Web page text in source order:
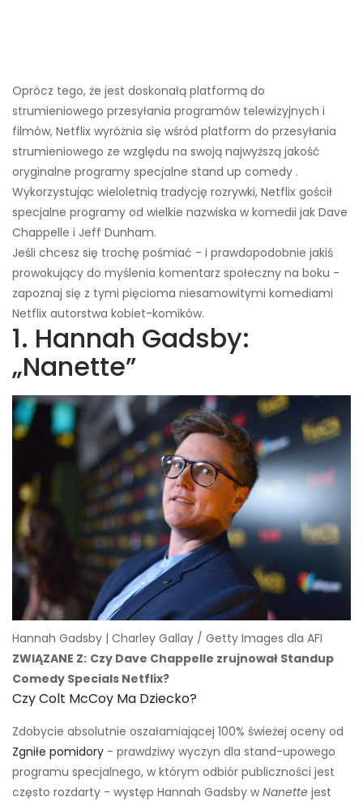
Oprócz tego, że jest doskonałą platformą do
strumieniowego przesyłania programów telewizyjnych i
filmów, Netflix wyróżnia się wśród platform do przesyłania
strumieniowego ze względu na swoją najwyższą jakość
oryginalne programy specjalne stand up comedy .
Wykorzystując wieloletnią tradycję rozrywki, Netflix gościł
specjalne programy od wielkie nazwiska w komedii jak Dave
Chappelle i Jeff Dunham.
Jeśli chcesz się trochę pośmiać - i prawdopodobnie jakiś
prowokujący do myślenia komentarz społeczny na boku -
zapoznaj się z tymi pięcioma niesamowitymi komediami
Netflix autorstwa kobiet-komików.
1. Hannah Gadsby:
„Nanette”
Hannah Gadsby | Charley Gallay / Getty Images dla AFI
ZWIĄZANE Z: Czy Dave Chappelle zrujnował Standup
Comedy Specials Netflix?
Czy Colt McCoy Ma Dziecko?
Zdobycie absolutnie oszałamiającej 100% świeżej oceny od
Zgniłe pomidory - prawdziwy wyczyn dla stand-upowego
programu specjalnego, w którym odbiór publiczności jest
często rozdarty - występ Hannah Gadsby w Nanette jest